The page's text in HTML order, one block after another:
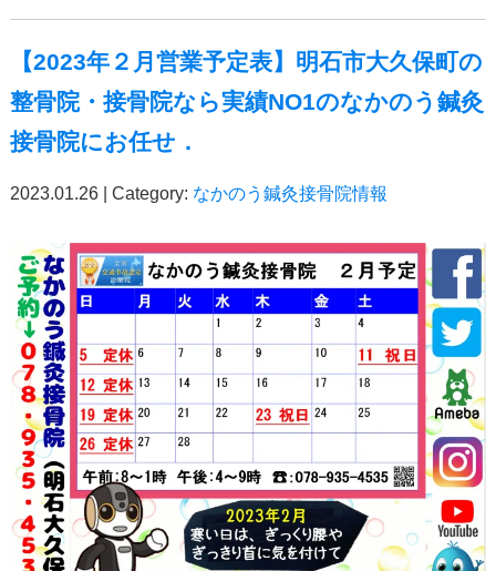
【2023年２月営業予定表】明石市大久保町の
整骨院・接骨院なら実績NO1のなかのう鍼灸
接骨院にお任せ．
2023.01.26 | Category: なかのう鍼灸接骨院情報